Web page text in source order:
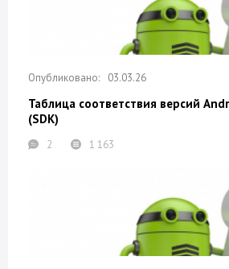
03.03.26
Таблица соответствия версий
(SDK)
2 1 163